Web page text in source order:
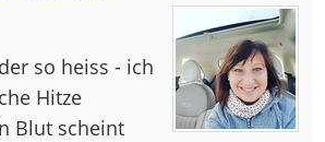
so heiss - ich
Hitze
Blut scheint